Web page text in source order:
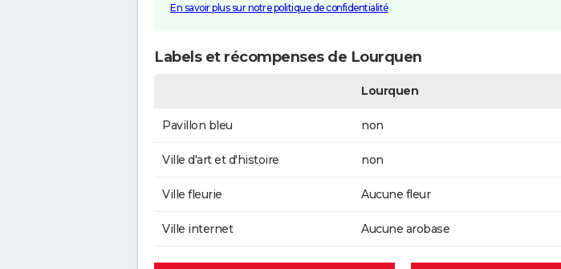
En savoir plus sur notre politique de confidentialité
Labels et récompenses de Lourquen
Lourquen
Pavillon bleu non
Ville d'art et d'histoire non
Ville fleurie Aucune fleur
Ville internet Aucune arobase